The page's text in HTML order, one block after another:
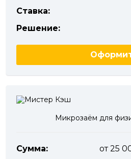
Ставка:
Решение:
Микрозаём для
Сумма:
от 25